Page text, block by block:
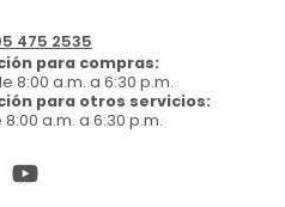
475 2535
para compras:
8:00 a.m. a 6:30 p.m.
para otros servicios:
a.m. a 6:30 p.m.